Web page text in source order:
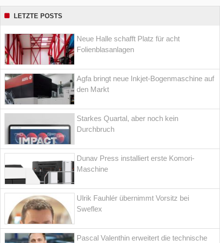
LETZTE POSTS
Neue Halle schafft Platz für acht
Folienblasanlagen
Agfa bringt neue Inkjet-Bogenmaschine auf
den Markt
Starkes Quartal, aber noch kein
Durchbruch
Dunav Press installiert erste Komori-
Maschine
Ulrik Fauhlér übernimmt Vorsitz bei
Sweflex
Pascal Valenthin erweitert die technische